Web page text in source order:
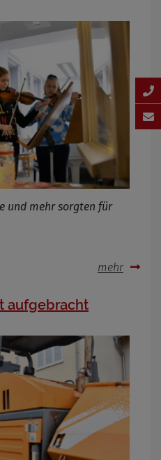
und mehr sorgten für
mehr
aufgebracht